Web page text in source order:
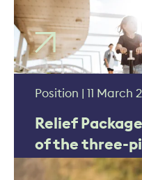
Position | 11 March
Relief
of the three-